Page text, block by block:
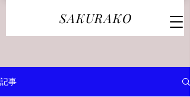
SAKURAKO
記事